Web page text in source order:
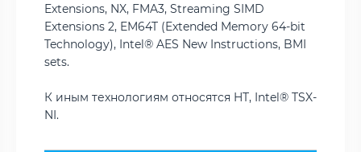
Extensions, NX, FMA3, Streaming SIMD
Extensions 2, EM64T (Extended Memory 64-bit
Technology), Intel® AES New Instructions, BMI
sets.
К иным технологиям относятся HT, Intel® TSX-
NI.